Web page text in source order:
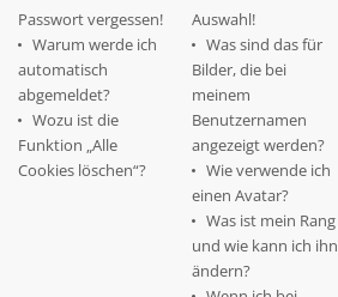
Passwort vergessen!
Warum werde ich
automatisch
abgemeldet?
Wozu ist die
Funktion „Alle
Cookies löschen“?
Auswahl!
Was sind das für
Bilder, die bei
meinem
Benutzernamen
angezeigt werden?
Wie verwende ich
einen Avatar?
Was ist mein Rang
und wie kann ich ihn
ändern?